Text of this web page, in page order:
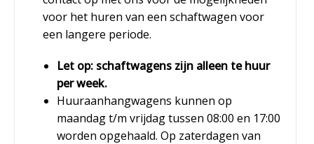
voor het huren van een schaftwagen voor
een langere periode.
Let op: schaftwagens zijn alleen te huur
per week.
Huuraanhangwagens kunnen op
maandag t/m vrijdag tussen 08:00 en 17:00
worden opgehaald. Op zaterdagen van